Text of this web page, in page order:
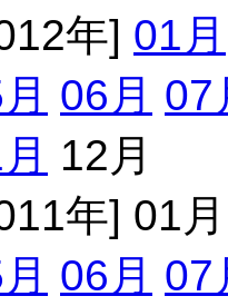
年] 01月
06月 07
12月
年] 01
06月 07